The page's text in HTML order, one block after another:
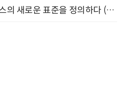
차세대 AICC, 고객 서비스의 새로운 표준을 정의하다 (9/9)